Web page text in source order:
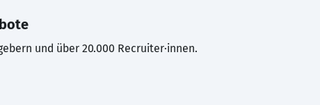
und über 20.000 Recruiter·innen.